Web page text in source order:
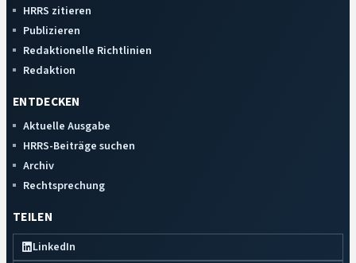
HRRS zitieren
Publizieren
Redaktionelle Richtlinien
Redaktion
ENTDECKEN
Aktuelle Ausgabe
HRRS-Beiträge suchen
Archiv
Rechtsprechung
TEILEN
LinkedIn